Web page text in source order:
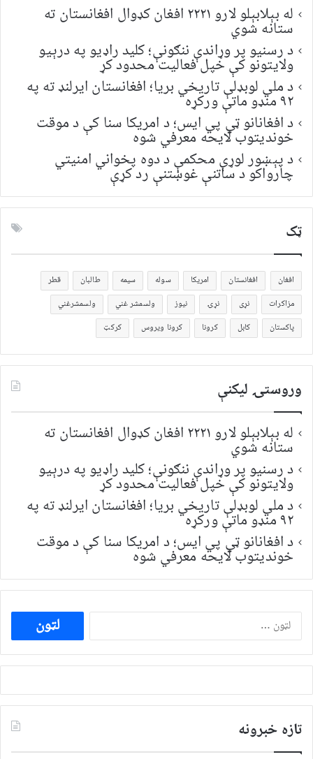
له بېلابېلو لارو ۲۲۲۱ افغان کډوال افغانستان ته
ستانه شوي
د رسنیو پر وړاندې ننګونې؛ کلید راډیو په درېیو
ولایتونو کې خپل فعالیت محدود کړ
د ملي لوبډلې تاریخي بریا؛ افغانستان ایرلنډ ته په
۹۲ منډو ماتې ورکړه
د افغانانو ټي پي ایس؛ د امریکا سنا کې د موقت
خونديتوب لایحه معرفي شوه
د پېښور لوړې محکمې د دوه پخواني امنیتي
چارواکو د ساتنې غوښتنې رد کړې
ټک
افغان افغانستان امریکا سوله سیمه طالبان
قطر
مزاکرات
نړی نړۍ نیوز ولسمشر غني
ولسمشرغني
پاکستان
کابل کرونا کرونا ویروس کرکټ
وروستۍ ليکنې
له بېلابېلو لارو ۲۲۲۱ افغان کډوال افغانستان ته
ستانه شوي
د رسنیو پر وړاندې ننګونې؛ کلید راډیو په درېیو
ولایتونو کې خپل فعالیت محدود کړ
د ملي لوبډلې تاریخي بریا؛ افغانستان ایرلنډ ته په
۹۲ منډو ماتې ورکړه
د افغانانو ټي پي ایس؛ د امریکا سنا کې د موقت
خونديتوب لایحه معرفي شوه
ددی
لپاره
لټون:
تازه خبرونه